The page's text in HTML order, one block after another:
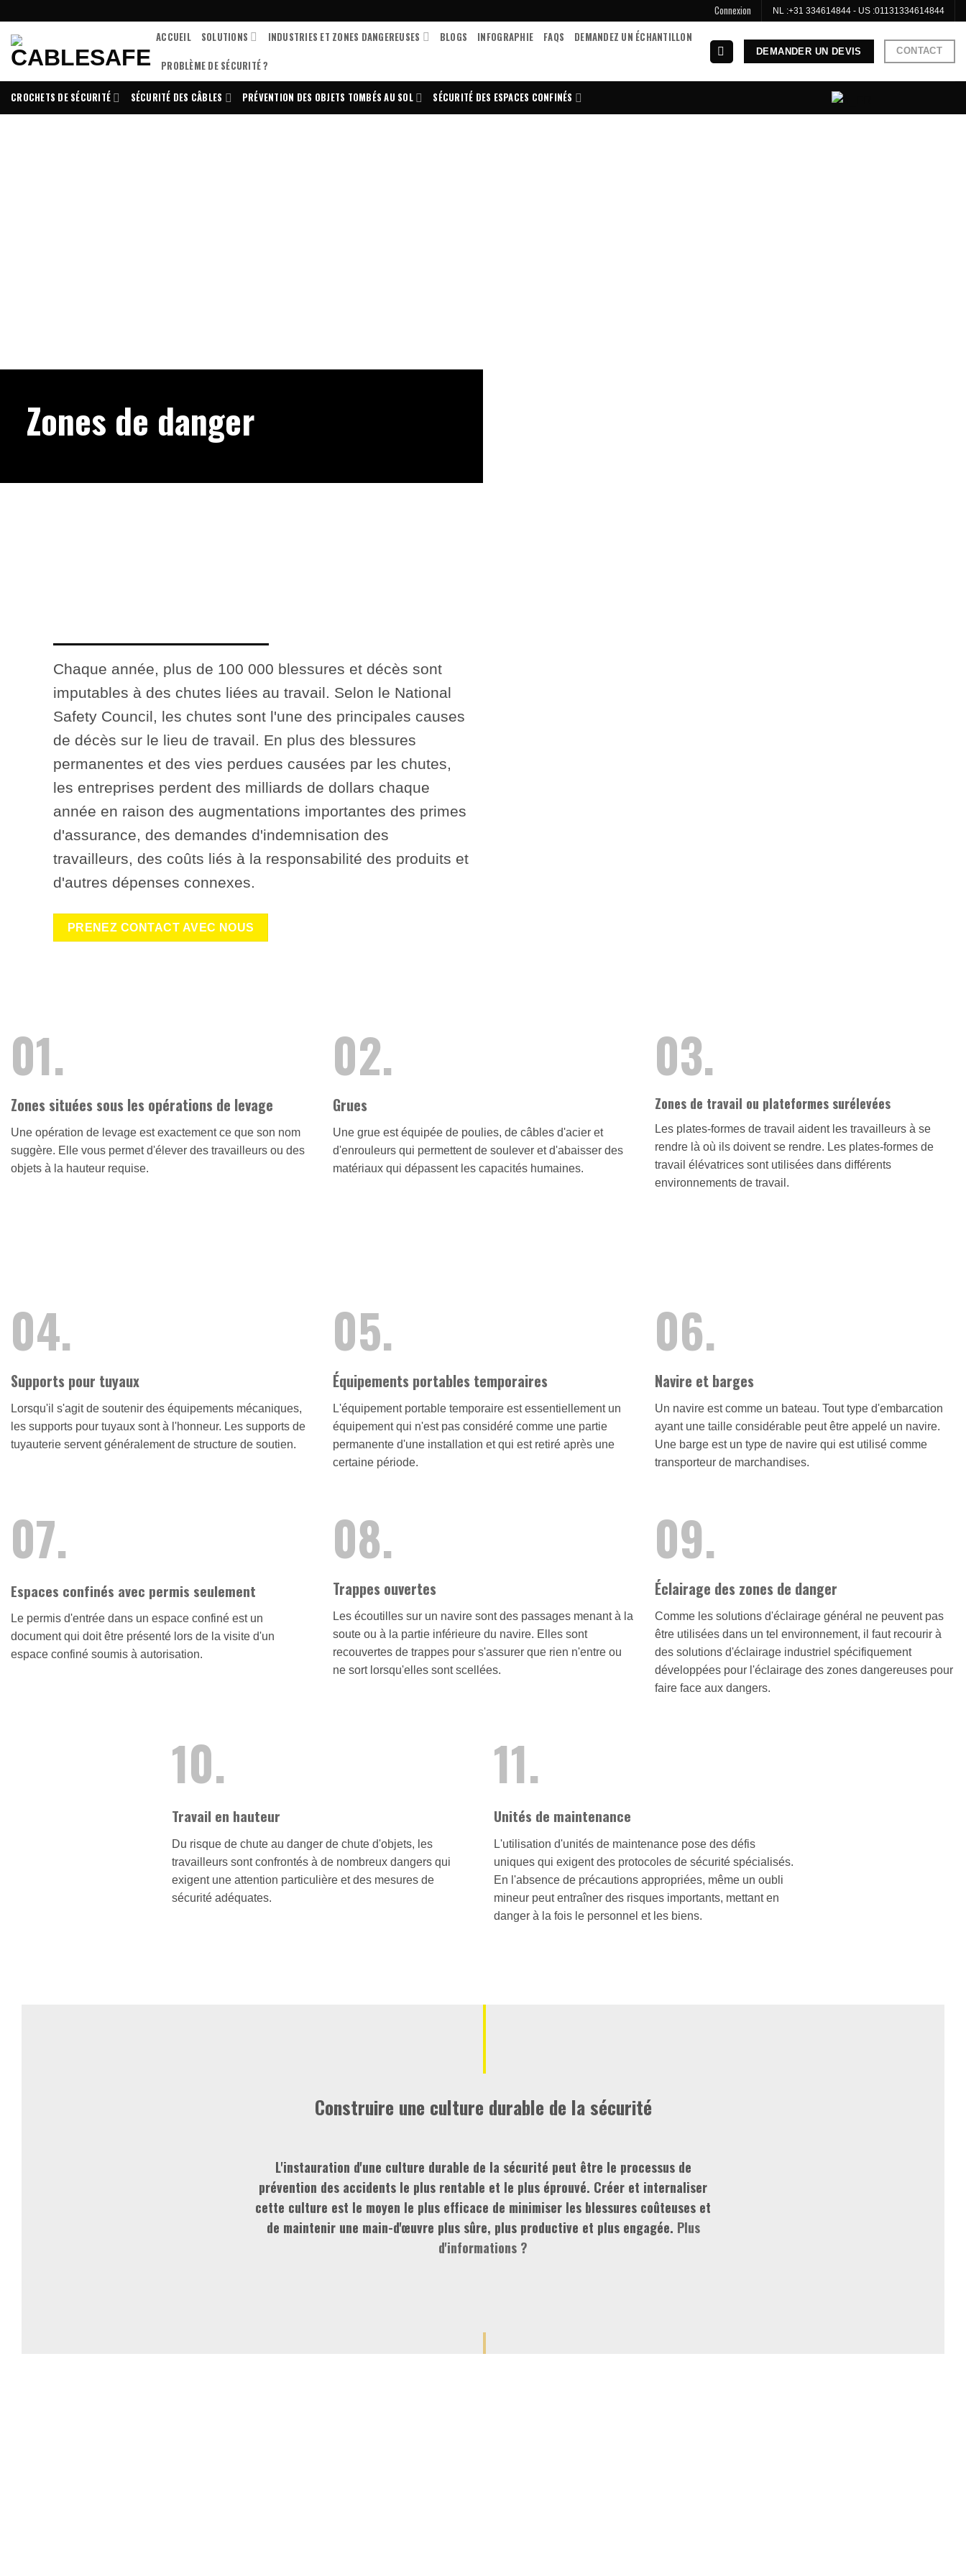
content
Connexion NL :+31 334614844- US :01131334614844
ACCUEIL SOLUTIONS INDUSTRIES ET ZONES DANGEREUSES BLOGS INFOGRAPHIE FAQS DEMANDEZ UN ÉCHANTILLON
PROBLÈME DE SÉCURITÉ ?
DEMANDER UN DEVIS CONTACT
CROCHETS DE SÉCURITÉ SÉCURITÉ DES CÂBLES PRÉVENTION DES OBJETS TOMBÉS AU SOL SÉCURITÉ DES ESPACES CONFINÉS
Zones de danger
Chaque année, plus de 100 000 blessures et décès sont
imputables à des chutes liées au travail. Selon le National
Safety Council, les chutes sont l'une des principales causes
de décès sur le lieu de travail. En plus des blessures
permanentes et des vies perdues causées par les chutes,
les entreprises perdent des milliards de dollars chaque
année en raison des augmentations importantes des primes
d'assurance, des demandes d'indemnisation des
travailleurs, des coûts liés à la responsabilité des produits et
d'autres dépenses connexes.
PRENEZ CONTACT AVEC NOUS
01.
Zones situées sous les opérations de levage
Une opération de levage est exactement ce que son nom
suggère. Elle vous permet d'élever des travailleurs ou des
objets à la hauteur requise.
02.
Grues
Une grue est équipée de poulies, de câbles d'acier et
d'enrouleurs qui permettent de soulever et d'abaisser des
matériaux qui dépassent les capacités humaines.
03.
Zones de travail ou plateformes surélevées
Les plates-formes de travail aident les travailleurs à se
rendre là où ils doivent se rendre. Les plates-formes de
travail élévatrices sont utilisées dans différents
environnements de travail.
04.
Supports pour tuyaux
Lorsqu'il s'agit de soutenir des équipements mécaniques,
les supports pour tuyaux sont à l'honneur. Les supports de
tuyauterie servent généralement de structure de soutien.
05.
Équipements portables temporaires
L'équipement portable temporaire est essentiellement un
équipement qui n'est pas considéré comme une partie
permanente d'une installation et qui est retiré après une
certaine période.
06.
Navire et barges
Un navire est comme un bateau. Tout type d'embarcation
ayant une taille considérable peut être appelé un navire.
Une barge est un type de navire qui est utilisé comme
transporteur de marchandises.
07.
Espaces confinés avec permis seulement
Le permis d'entrée dans un espace confiné est un
document qui doit être présenté lors de la visite d'un
espace confiné soumis à autorisation.
08.
Trappes ouvertes
Les écoutilles sur un navire sont des passages menant à la
soute ou à la partie inférieure du navire. Elles sont
recouvertes de trappes pour s'assurer que rien n'entre ou
ne sort lorsqu'elles sont scellées.
09.
Éclairage des zones de danger
Comme les solutions d'éclairage général ne peuvent pas
être utilisées dans un tel environnement, il faut recourir à
des solutions d'éclairage industriel spécifiquement
développées pour l'éclairage des zones dangereuses pour
faire face aux dangers.
10.
Travail en hauteur
Du risque de chute au danger de chute d'objets, les
travailleurs sont confrontés à de nombreux dangers qui
exigent une attention particulière et des mesures de
sécurité adéquates.
11.
Unités de maintenance
L'utilisation d'unités de maintenance pose des défis
uniques qui exigent des protocoles de sécurité spécialisés.
En l'absence de précautions appropriées, même un oubli
mineur peut entraîner des risques importants, mettant en
danger à la fois le personnel et les biens.
Construire une culture durable de la sécurité
L'instauration d'une culture durable de la sécurité peut être le processus de
prévention des accidents le plus rentable et le plus éprouvé. Créer et internaliser
cette culture est le moyen le plus efficace de minimiser les blessures coûteuses et
de maintenir une main-d'œuvre plus sûre, plus productive et plus engagée. Plus
d'informations ?